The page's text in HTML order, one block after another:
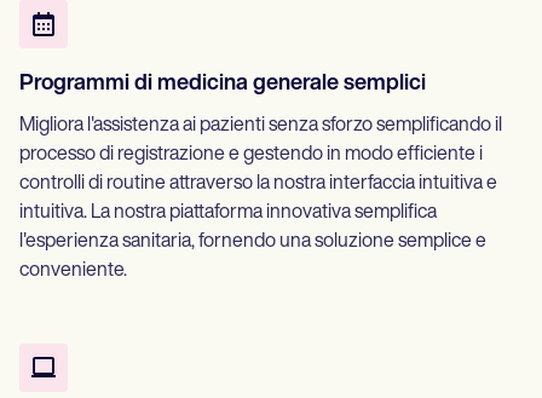
Programmi di medicina generale semplici
Migliora l'assistenza ai pazienti senza sforzo semplificando il
processo di registrazione e gestendo in modo efficiente i
controlli di routine attraverso la nostra interfaccia intuitiva e
intuitiva. La nostra piattaforma innovativa semplifica
l'esperienza sanitaria, fornendo una soluzione semplice e
conveniente.